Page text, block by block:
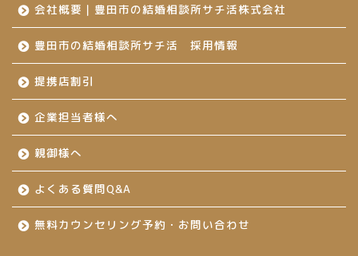
会社概要｜豊田市の結婚相談所サチ活株式会社
豊田市の結婚相談所サチ活 採用情報
提携店割引
企業担当者様へ
親御様へ
よくある質問Q&A
無料カウンセリング予約・お問い合わせ